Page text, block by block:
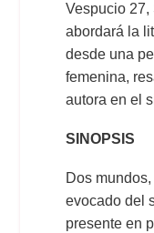
Vespucio
abordará la
desde una
femenina,
autora en el
SINOPSIS
Dos
evocado del
presente en